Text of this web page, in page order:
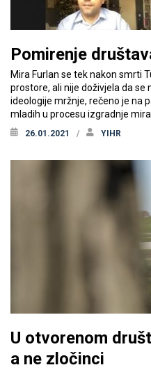
Pomirenje
Mira Furlan se tek nakon smrti
prostore, ali nije doživjela da se
ideologije mržnje, rečeno je na
mladih u procesu izgradnje
26.01.2021 YIHR
U otvorenom
a ne zločinci